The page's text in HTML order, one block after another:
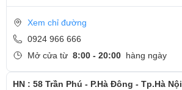
Xem chỉ đường
0924 966 666
Mở cửa từ 8:00 - 20:00 hàng ngày
HN : 58 Trần Phú - P.Hà Đông - Tp.Hà Nội